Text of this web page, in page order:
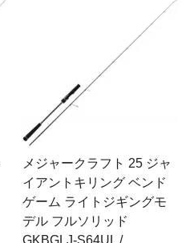
メジャークラフト 25 ジャ
イアントキリング ベンド
ゲーム ライトジギングモ
デル フルソリッド
GKBGLJ-S64UL /